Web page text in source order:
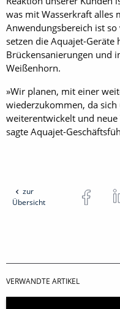
was mit Wasserkraft alles
Anwendungsbereich ist
setzen die Aquajet-Geräte
Brückensanierungen und
Weißenhorn.
»Wir planen, mit einer
wiederzukommen, da
weiterentwickelt und
sagte Aquajet-
zur
Übersicht
VERWANDTE ARTIKEL